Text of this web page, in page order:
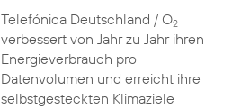
Telefónica Deutschland / O2
verbessert von Jahr zu Jahr ihren
Energieverbrauch pro
Datenvolumen und erreicht ihre
selbstgesteckten Klimaziele